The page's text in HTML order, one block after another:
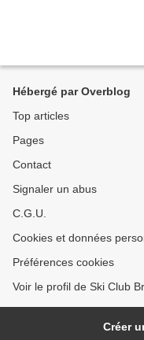
Hébergé par Overblog
Top articles
Pages
Contact
Signaler un abus
C.G.U.
Cookies et données
Préférences cookies
Voir le profil de Ski Club
Créer